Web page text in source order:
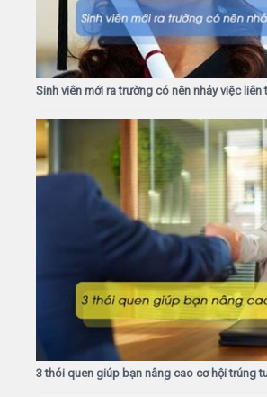
Sinh viên mới ra trường có nên nhảy việc liên
3 thói quen giúp bạn nâng cao cơ hội trúng